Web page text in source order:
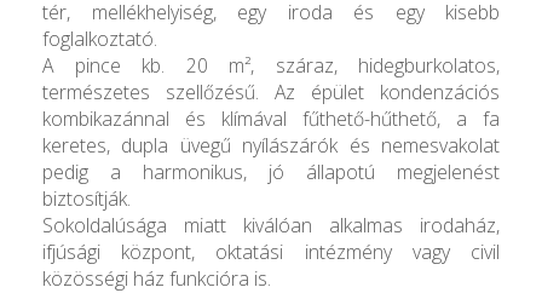
tér, mellékhelyiség, egy iroda és egy kisebb
foglalkoztató.
A pince kb. 20 m², száraz, hidegburkolatos,
természetes szellőzésű. Az épület kondenzációs
kombikazánnal és klímával fűthető-hűthető, a fa
keretes, dupla üvegű nyílászárók és nemesvakolat
pedig a harmonikus, jó állapotú megjelenést
biztosítják.
Sokoldalúsága miatt kiválóan alkalmas irodaház,
ifjúsági központ, oktatási intézmény vagy civil
közösségi ház funkcióra is.